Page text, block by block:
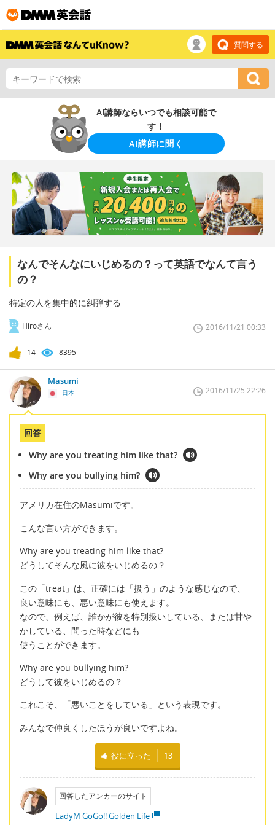
質問する
AI講師ならいつでも相談可能で
す！
AI講師に聞く
なんでそんなにいじめるの？って英語でなんて言う
の？
特定の人を集中的に糾弾する
Hiroさん 2016/11/21 00:33
14 8395
Masumi
日本 2016/11/25 22:26
回答
Why are you treating him like that?
Why are you bullying him?
アメリカ在住のMasumiです。
こんな言い方ができます。
Why are you treating him like that?
どうしてそんな風に彼をいじめるの？
この「treat」は、正確には「扱う」のような感じなので、
良い意味にも、悪い意味にも使えます。
なので、例えば、誰かが彼を特別扱いしている、または甘や
かしている、問った時などにも
使うことができます。
Why are you bullying him?
どうして彼をいじめるの？
これこそ、「悪いことをしている」という表現です。
みんなで仲良くしたほうが良いですよね。
役に立った 13
回答したアンカーのサイト
LadyM GoGo!! Golden Life